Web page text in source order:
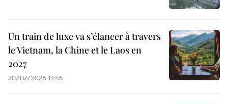
Un train de luxe va s’élancer à travers
le Vietnam, la Chine et le Laos en
2027
30/07/2026 14:45